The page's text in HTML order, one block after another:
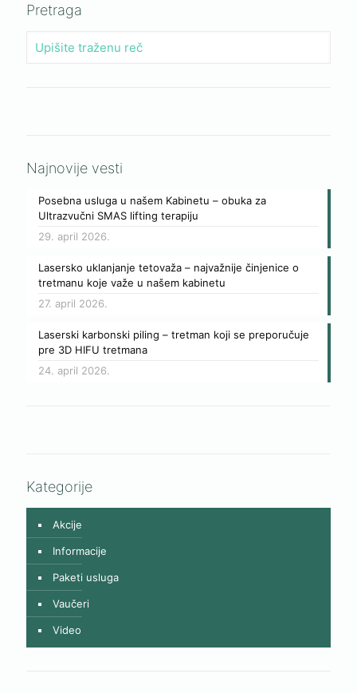
Pretraga
Najnovije vesti
Posebna usluga u našem Kabinetu – obuka za
Ultrazvučni SMAS lifting terapiju
29. april 2026.
Lasersko uklanjanje tetovaža – najvažnije činjenice o
tretmanu koje važe u našem kabinetu
27. april 2026.
Laserski karbonski piling – tretman koji se preporučuje
pre 3D HIFU tretmana
24. april 2026.
Kategorije
Akcije
Informacije
Paketi usluga
Vaučeri
Video